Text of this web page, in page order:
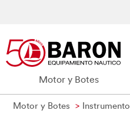
Motor y Botes
Motor y Botes Instrumento